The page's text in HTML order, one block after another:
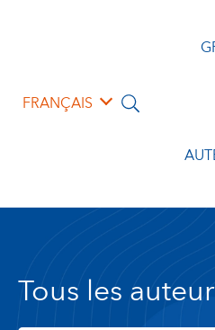
FRANÇAIS
Tous les